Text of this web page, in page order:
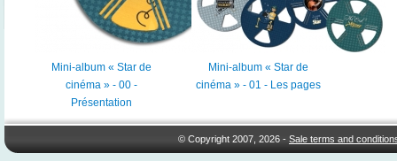
Mini-album « Star de
cinéma » - 00 -
Présentation
Mini-album « Star de
cinéma » - 01 - Les pages
© Copyright 2007, 2026 -Sale terms and